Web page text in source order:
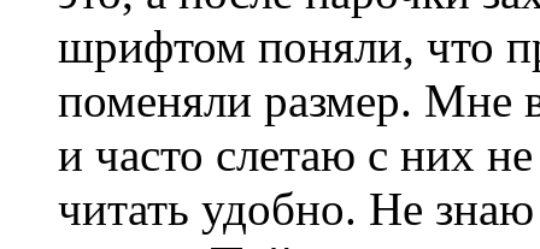
шрифтом поняли, что
поменяли размер. Мне
и часто слетаю с них
читать удобно. Не